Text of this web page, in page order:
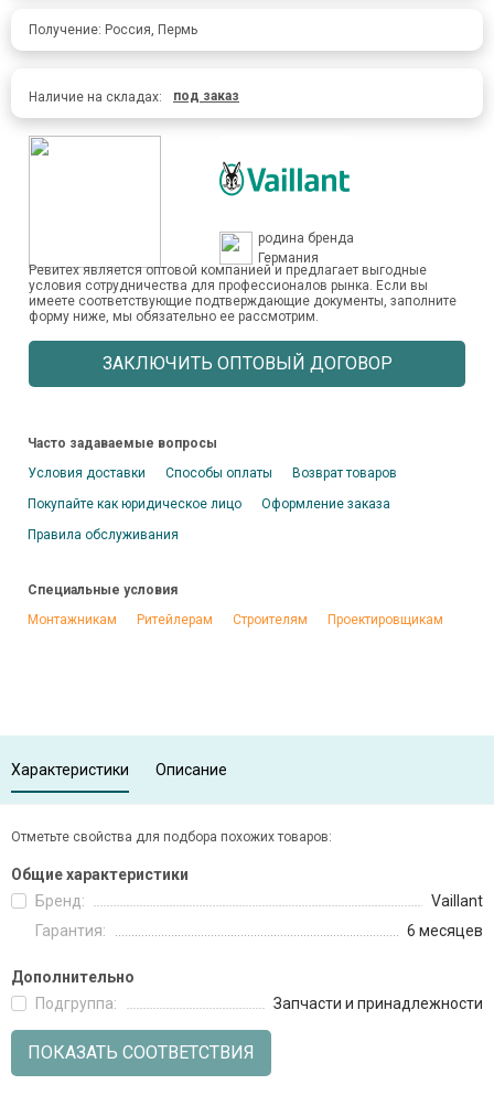
Получение: Россия, Пермь
Наличие на складах: под заказ
родина бренда
Германия
Ревитех является оптовой компанией и предлагает выгодные
условия сотрудничества для профессионалов рынка. Если вы
имеете соответствующие подтверждающие документы, заполните
форму ниже, мы обязательно ее рассмотрим.
ЗАКЛЮЧИТЬ ОПТОВЫЙ ДОГОВОР
Часто задаваемые вопросы
Условия доставки
Способы оплаты
Возврат товаров
Покупайте как юридическое лицо
Оформление заказа
Правила обслуживания
Специальные условия
Монтажникам
Ритейлерам Строителям Проектировщикам
Характеристики Описание
Отметьте свойства для подбора похожих товаров:
Общие характеристики
Бренд:
Vaillant
Гарантия:
6 месяцев
Дополнительно
Подгруппа:
Запчасти и принадлежности
ПОКАЗАТЬ СООТВЕТСТВИЯ